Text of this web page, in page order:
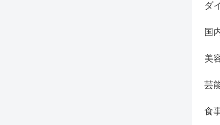
ダ
国
美
芸
食